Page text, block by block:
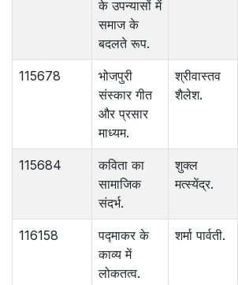
के उपन्यासों में
समाज के
बदलते रूप.
115678
भोजपुरी
संस्कार गीत
और प्रसार
माध्यम.
श्रीवास्तव
शैलेश.
115684
कविता का
सामाजिक
संदर्भ.
शुक्ल
मत्स्येंद्र.
116158
पद्माकर के
काव्य में
लोकतत्व.
शर्मा पार्वती.